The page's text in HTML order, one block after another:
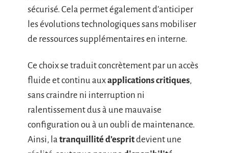
sécurisé. Cela permet également d’anticiper
les évolutions technologiques sans mobiliser
de ressources supplémentaires en interne.
Ce choix se traduit concrètement par un accès
fluide et continu auxapplications critiques,
sans craindre ni interruption ni
ralentissement dus à une mauvaise
configuration ou à un oubli de maintenance.
Ainsi, la tranquillité d’espritdevient une